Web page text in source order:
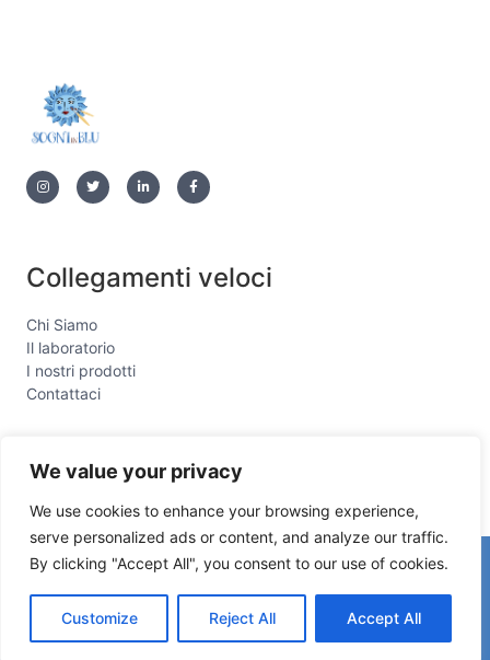
We value your privacy
We use cookies to enhance your browsing experience,
serve personalized ads or content, and analyze our traffic.
By clicking "Accept All", you consent to our use of cookies.
Customize Reject All Accept All
Collegamenti veloci
Chi Siamo
Il laboratorio
I nostri prodotti
Contattaci
Copyright © 2026 sogniinblu
Powered by sogniinblu